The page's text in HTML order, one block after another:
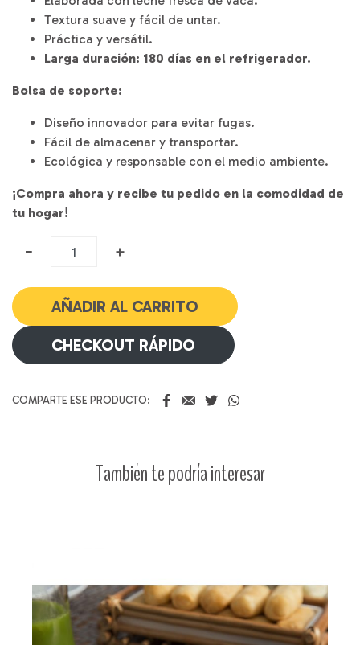
Textura suave y fácil de untar.
Práctica y versátil.
Larga duración: 180 días en el refrigerador.
Bolsa de soporte:
Diseño innovador para evitar fugas.
Fácil de almacenar y transportar.
Ecológica y responsable con el medio ambiente.
¡Compra ahora y recibe tu pedido en la comodidad de
tu hogar!
−
Nata
cantidad
+
AÑADIR AL CARRITO
CHECKOUT RÁPIDO
COMPARTE ESE PRODUCTO:
También te podría interesar